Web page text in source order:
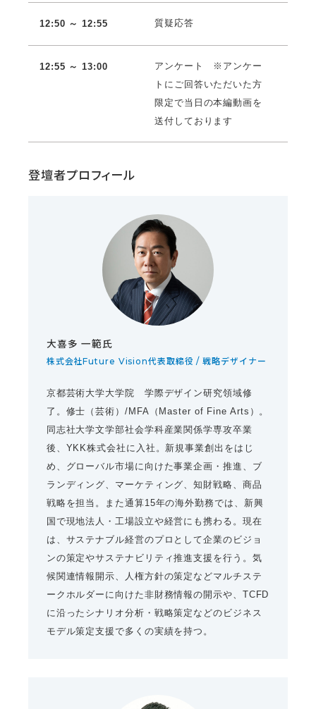
12:50 ～ 12:55 質疑応答
12:55 ～ 13:00
アンケート ※アンケー
トにご回答いただいた方
限定で当日の本編動画を
送付しております
登壇者プロフィール
⼤喜多 ⼀範氏
株式会社Future Vision代表取締役 / 戦略デザイナー
京都芸術大学大学院 学際デザイン研究領域修
了。修士（芸術）/MFA（Master of Fine Arts）。
同志社大学文学部社会学科産業関係学専攻卒業
後、YKK株式会社に入社。新規事業創出をはじ
め、グローバル市場に向けた事業企画・推進、ブ
ランディング、マーケティング、知財戦略、商品
戦略を担当。また通算15年の海外勤務では、新興
国で現地法人・工場設立や経営にも携わる。現在
は、サステナブル経営のプロとして企業のビジョ
ンの策定やサステナビリティ推進支援を行う。気
候関連情報開示、人権方針の策定などマルチステ
ークホルダーに向けた非財務情報の開示や、TCFD
に沿ったシナリオ分析・戦略策定などのビジネス
モデル策定支援で多くの実績を持つ。